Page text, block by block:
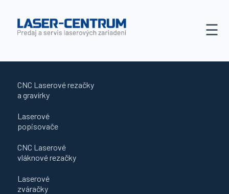
Predajňa
Novinky
O
nás
Služby
Kontakt
☰
CNC Laserové rezačky
a gravírky
Laserové
popisovače
CNC Laserové
vláknové rezačky
Laserové
zváračky